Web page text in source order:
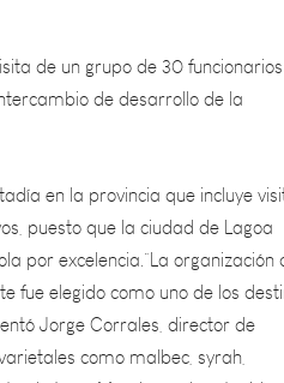
de desarrollo de la
la provincia que incluye visitas
puesto que la ciudad de Lagoa
excelencia.“La
elegido como uno de los
Jorge Corrales, director de
como malbec, syrah,
en Mendoza y han tenido en